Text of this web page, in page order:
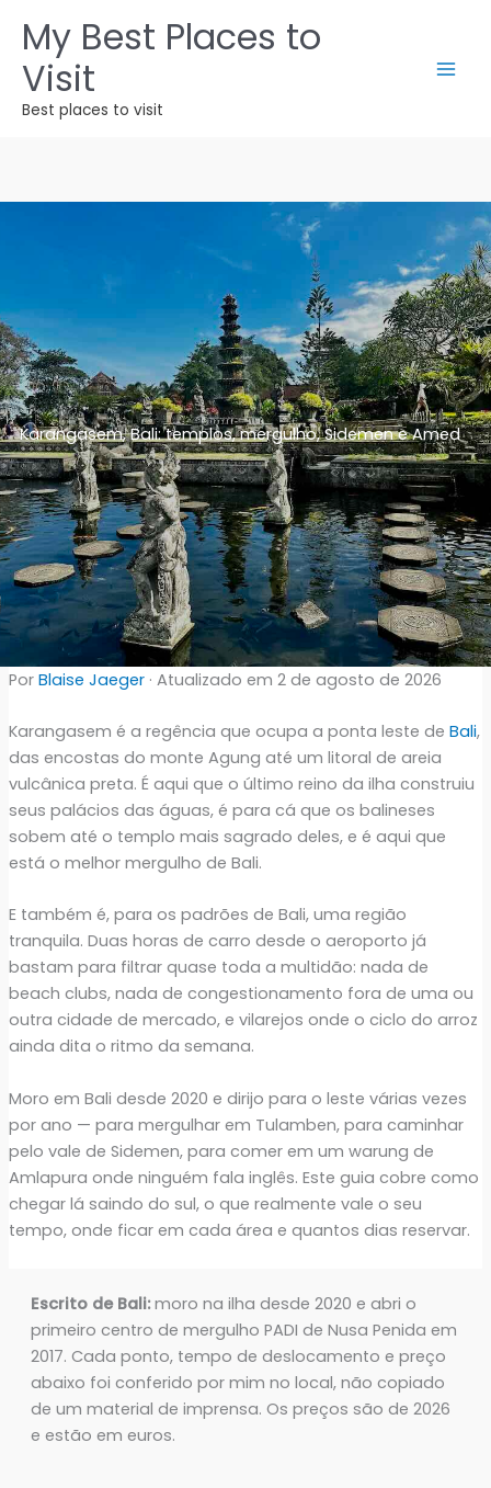
para
conteúdo
My Best Places to
Visit
Best places to visit
Karangasem, Bali: templos, mergulho, Sidemen e Amed
Por Blaise Jaeger· Atualizado em 2 de agosto de 2026
Karangasem é a regência que ocupa a ponta leste de Bali,
das encostas do monte Agung até um litoral de areia
vulcânica preta. É aqui que o último reino da ilha construiu
seus palácios das águas, é para cá que os balineses
sobem até o templo mais sagrado deles, e é aqui que
está o melhor mergulho de Bali.
E também é, para os padrões de Bali, uma região
tranquila. Duas horas de carro desde o aeroporto já
bastam para filtrar quase toda a multidão: nada de
beach clubs, nada de congestionamento fora de uma ou
outra cidade de mercado, e vilarejos onde o ciclo do arroz
ainda dita o ritmo da semana.
Moro em Bali desde 2020 e dirijo para o leste várias vezes
por ano — para mergulhar em Tulamben, para caminhar
pelo vale de Sidemen, para comer em um warung de
Amlapura onde ninguém fala inglês. Este guia cobre como
chegar lá saindo do sul, o que realmente vale o seu
tempo, onde ficar em cada área e quantos dias reservar.
Escrito de Bali:moro na ilha desde 2020 e abri o
primeiro centro de mergulho PADI de Nusa Penida em
2017. Cada ponto, tempo de deslocamento e preço
abaixo foi conferido por mim no local, não copiado
de um material de imprensa. Os preços são de 2026
e estão em euros.